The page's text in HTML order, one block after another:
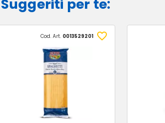
Suggeriti per te:
Cod. Art. 0013529201